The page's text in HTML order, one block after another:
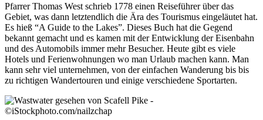
Pfarrer Thomas West schrieb 1778 einen Reiseführer über das
Gebiet, was dann letztendlich die Ära des Tourismus eingeläutet hat.
Es hieß “A Guide to the Lakes”. Dieses Buch hat die Gegend
bekannt gemacht und es kamen mit der Entwicklung der Eisenbahn
und des Automobils immer mehr Besucher. Heute gibt es viele
Hotels und Ferienwohnungen wo man Urlaub machen kann. Man
kann sehr viel unternehmen, von der einfachen Wanderung bis bis
zu richtigen Wandertouren und einige verschiedene Sportarten.